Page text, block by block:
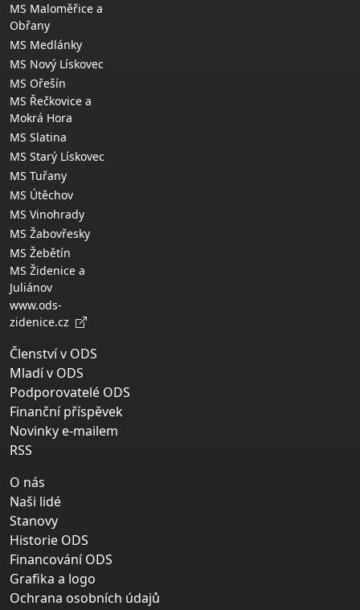
MS Maloměřice a
Obřany
MS Medlánky
MS Nový Lískovec
MS Ořešín
MS Řečkovice a
Mokrá Hora
MS Slatina
MS Starý Lískovec
MS Tuřany
MS Útěchov
MS Vinohrady
MS Žabovřesky
MS Žebětín
MS Židenice a
Juliánov
www.ods-
zidenice.cz
Členství v ODS
Mladí v ODS
Podporovatelé ODS
Finanční příspěvek
Novinky e-mailem
RSS
O nás
Naši lidé
Stanovy
Historie ODS
Financování ODS
Grafika a logo
Ochrana osobních údajů